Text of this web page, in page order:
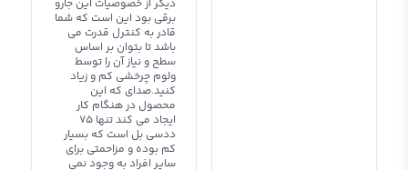
دیگر از خصوصیات این جارو
برقی بود این است که شما
قادر به کنترل قدرت می
باشد تا بتوان بر اساس
سطح و نیاز آن را توسط
ولوم چرخشی کم و زیاد
کنید.صدای که این
محصول در هنگام کار
ایجاد می کند تنها 75
ددسی بل است که بسیار
کم بوده و مزاحمتی برای
سایر افراد به وجود نمی